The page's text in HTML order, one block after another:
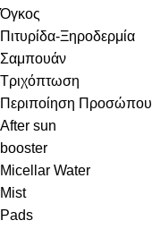
Όγκος
Πιτυρίδα-Ξηροδερμία
Σαμπουάν
Τριχόπτωση
Περιποίηση Προσώπου
After sun
booster
Micellar Water
Mist
Pads